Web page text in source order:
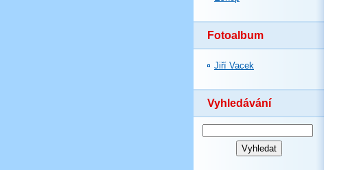
Fotoalbum
Jiří Vacek
Vyhledávání